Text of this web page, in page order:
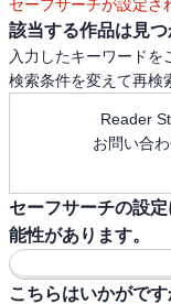
セーフサーチが設定さ
該当する作品は見つ
入力したキーワードを
検索条件を変えて再検
Reader
お問い合
セーフサーチの設
能性があります。
こちらはいかがです